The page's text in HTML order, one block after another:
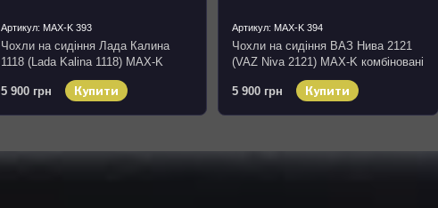
Артикул: MAX-K 393
Чохли на сидіння Лада Калина
1118 (Lada Kalina 1118) MAX-K
комбіновані аригона алькантара
5 900 грн
Купити
Артикул: MAX-K 394
Чохли на сидіння ВАЗ Нива 2121
(VAZ Niva 2121) MAX-K комбіновані
аригона алькантара
5 900 грн
Купити